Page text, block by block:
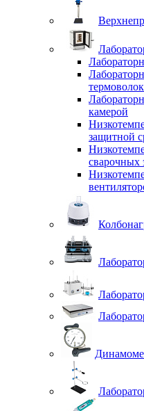
камерой
защитной
cварочных